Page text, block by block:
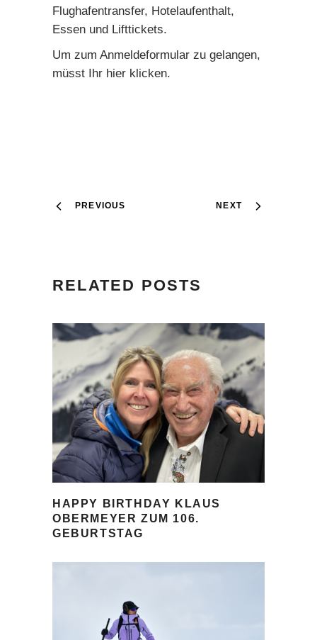
Flughafentransfer, Hotelaufenthalt,
Essen und Lifttickets.
Um zum Anmeldeformular zu gelangen,
müsst Ihr hier klicken.
PREVIOUS NEXT
RELATED POSTS
HAPPY BIRTHDAY KLAUS
OBERMEYER ZUM 106.
GEBURTSTAG